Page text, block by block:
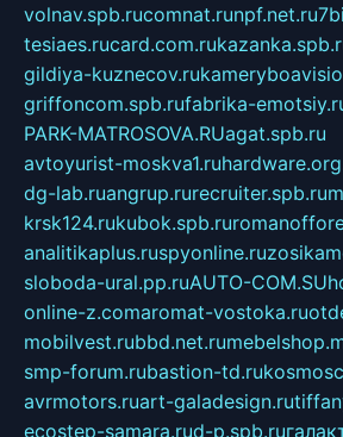
volnav.spb.rucomnat.runpf.net.ru
tesiaes.rucard.com.ru
gildiya-kuznecov.ru
griffoncom.spb.rufabrika-
PARK-MATROSOVA.RUagat.spb.ru
avtoyurist-moskva1.ru
dg-lab.ruangrup.rurecruiter.spb.ru
krsk124.rukubok.spb.ru
analitikaplus.ruspyonline.ru
sloboda-ural.pp.ruAUTO-COM.SU
online-z.comaromat-vostoka.ru
mobilvest.rubbd.net.ru
smp-forum.rubastion-td.ru
avrmotors.ruart-galadesign.ru
ecostep-samara.rud-p.spb.ru